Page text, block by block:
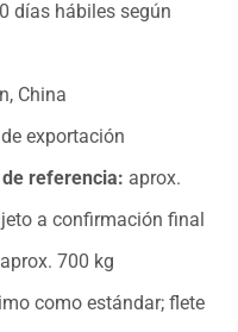
días hábiles según
China
exportación
referencia: aprox.
a confirmación final
aprox. 700 kg
como estándar; flete